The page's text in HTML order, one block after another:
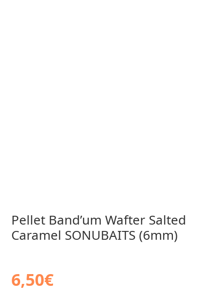
Pellet Band’um Wafter Salted
Caramel SONUBAITS (6mm)
6,50€